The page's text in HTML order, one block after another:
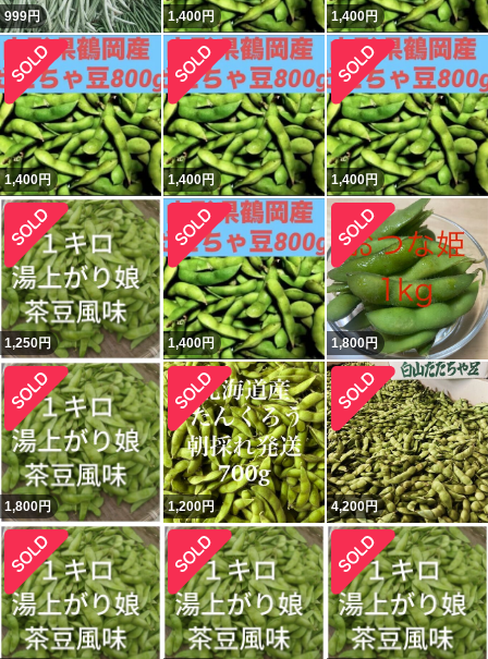
999円 1,400円 1,400円
1,400円 1,400円 1,400円
1,250円 1,400円 1,800円
1,800円 1,200円 4,200円